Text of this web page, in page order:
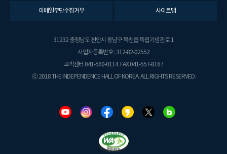
이메일무단수집거부 사이트맵
31232 충청남도 천안시 동남구 목천읍 독립기념관로 1
사업자등록번호 : 312-82-02552
고객센터 041-560-0114. FAX 041-557-8167.
ⓒ 2018 THE INDEPENDENCE HALL OF KOREA. ALL RIGHTS RESERVED.